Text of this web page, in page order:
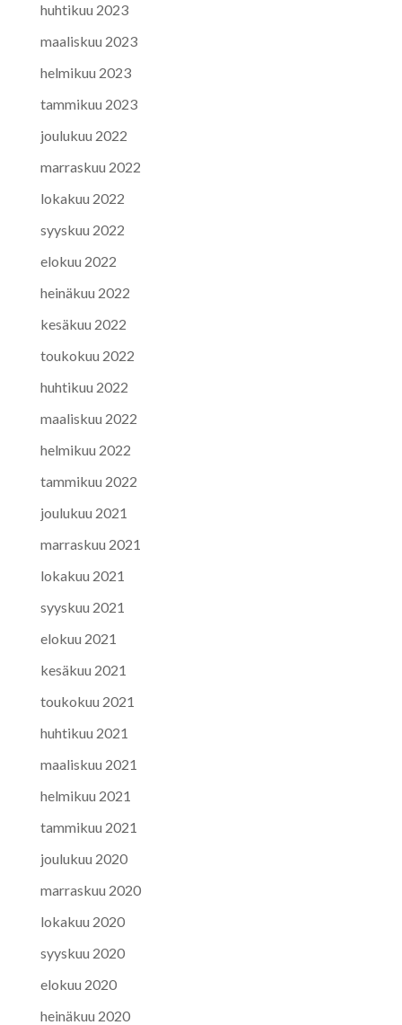
huhtikuu 2023
maaliskuu 2023
helmikuu 2023
tammikuu 2023
joulukuu 2022
marraskuu 2022
lokakuu 2022
syyskuu 2022
elokuu 2022
heinäkuu 2022
kesäkuu 2022
toukokuu 2022
huhtikuu 2022
maaliskuu 2022
helmikuu 2022
tammikuu 2022
joulukuu 2021
marraskuu 2021
lokakuu 2021
syyskuu 2021
elokuu 2021
kesäkuu 2021
toukokuu 2021
huhtikuu 2021
maaliskuu 2021
helmikuu 2021
tammikuu 2021
joulukuu 2020
marraskuu 2020
lokakuu 2020
syyskuu 2020
elokuu 2020
heinäkuu 2020